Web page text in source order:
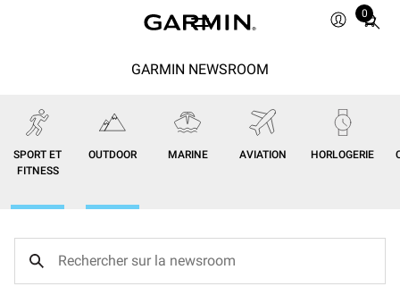
0
Total
GARMIN NEWSROOM
SPORT ET
FITNESS
OUTDOOR MARINE AVIATION HORLOGERIE